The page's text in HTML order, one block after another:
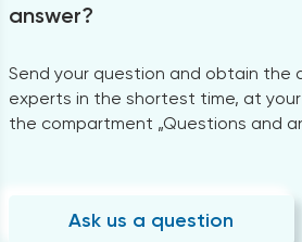
answer?
Send your question and obtain the
experts in the shortest time, at
the compartment „Questions and
Ask us a question